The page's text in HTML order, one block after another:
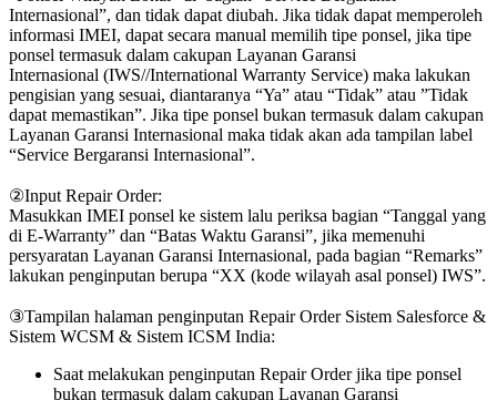
Internasional”, dan tidak dapat diubah. Jika tidak dapat memperoleh
informasi IMEI, dapat secara manual memilih tipe ponsel, jika tipe
ponsel termasuk dalam cakupan Layanan Garansi
Internasional (IWS//International Warranty Service) maka lakukan
pengisian yang sesuai, diantaranya “Ya” atau “Tidak” atau ”Tidak
dapat memastikan”. Jika tipe ponsel bukan termasuk dalam cakupan
Layanan Garansi Internasional maka tidak akan ada tampilan label
“Service Bergaransi Internasional”.
②Input Repair Order:
Masukkan IMEI ponsel ke sistem lalu periksa bagian “Tanggal yang
di E-Warranty” dan “Batas Waktu Garansi”, jika memenuhi
persyaratan Layanan Garansi Internasional, pada bagian “Remarks”
lakukan penginputan berupa “XX (kode wilayah asal ponsel) IWS”.
③Tampilan halaman penginputan Repair Order Sistem Salesforce &
Sistem WCSM & Sistem ICSM India:
Saat melakukan penginputan Repair Order jika tipe ponsel
bukan termasuk dalam cakupan Layanan Garansi